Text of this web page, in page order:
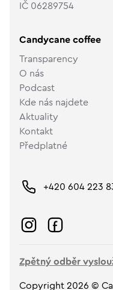
IČ 06289754
Candycane coffee
Transparency
O nás
Podcast
Kde nás najdete
Aktuality
Kontakt
Předplatné
+420 604 223
Zpětný odběr
Copyright 2026 ©